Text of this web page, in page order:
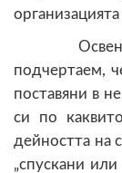
Освен
подчертаем,
поставяни в
си по
дейността на
„спускани